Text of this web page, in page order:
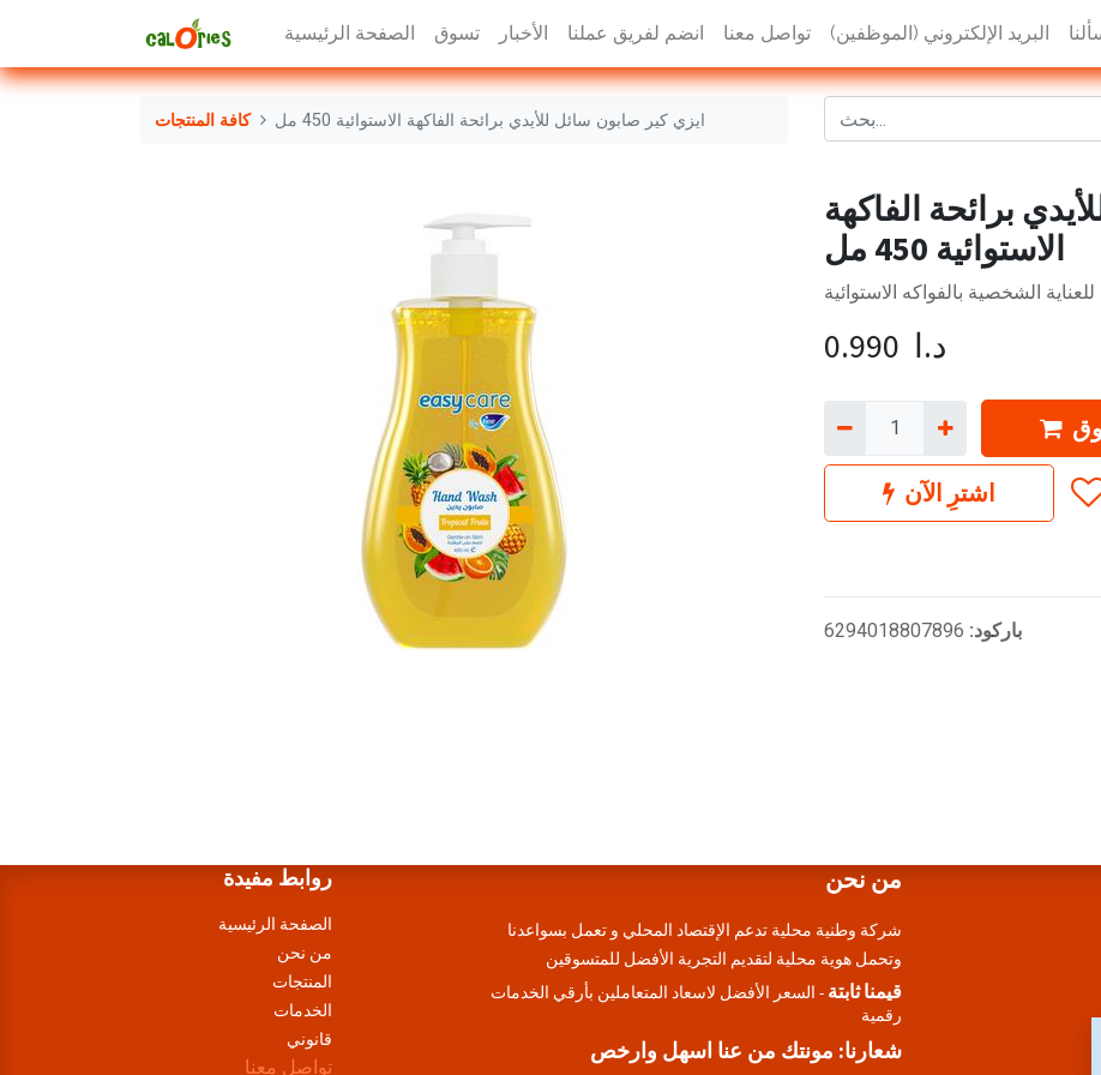
الصفحة الرئيسية تسوق الأخبار انضم لفريق عملنا تواصل معنا البريد الإلكتروني (الموظفين)
كافة المنتجات ايزي كير صابون سائل للأيدي برائحة الفاكهة الاستوائية 450 مل
برائحة الفاكهة
الاستوائية 450 مل
الشخصية بالفواكه الاستوائية
0.990 د.ا
اشترِ الآن
باركود: 6294018807896
روابط مفيدة
الصفحة الرئيسية
من نحن
المنتجات
الخدمات
قانوني
تواصل معنا
من نحن
شركة وطنية محلية تدعم الإقتصاد المحلي و تعمل بسواعدنا
وتحمل هوية محلية لتقديم التجرية الأفضل للمتسوقين
قيمنا ثابتة - السعر الأفضل لاسعاد المتعاملين بأرقي الخدمات
رقمية
شعارنا: مونتك من عنا اسهل وارخص